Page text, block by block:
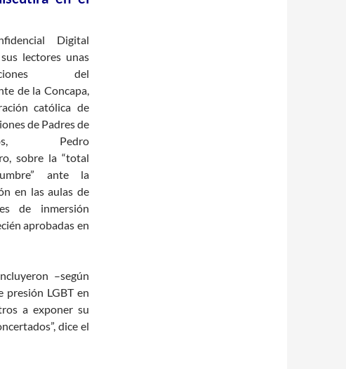
Digital
lectores unas
del
de la Concapa,
católica de
de Padres de
Pedro
sobre la “total
ante la
en las aulas de
de inmersión
aprobadas en
–según
presión LGBT en
a exponer su
dice el